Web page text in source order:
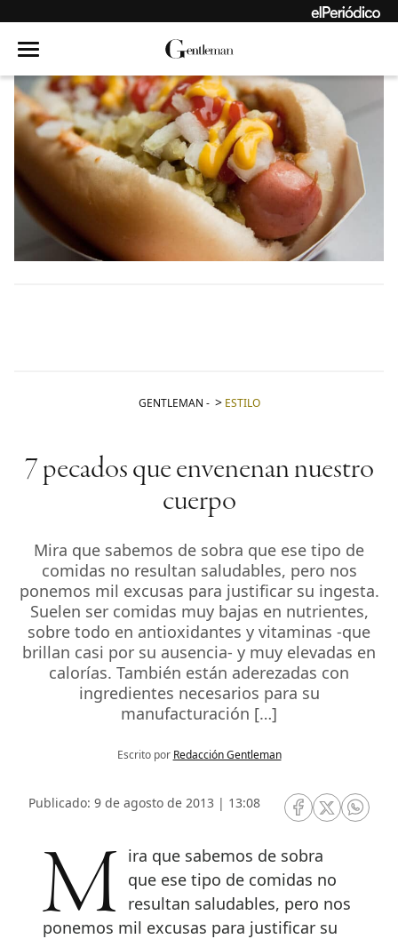
GENTLEMAN - ESTILO
7 pecados que envenenan nuestro
cuerpo
Mira que sabemos de sobra que ese tipo de
comidas no resultan saludables, pero nos
ponemos mil excusas para justificar su ingesta.
Suelen ser comidas muy bajas en nutrientes,
sobre todo en antioxidantes y vitaminas -que
brillan casi por su ausencia- y muy elevadas en
calorías. También están aderezadas con
ingredientes necesarios para su
manufacturación […]
Escrito por Redacción Gentleman
Publicado: 9 de agosto de 2013 | 13:08
RRSS Facebook
RRSSRRSS
Mira que sabemos de sobra
que ese tipo de comidas no
resultan saludables, pero nos
ponemos mil excusas para justificar su